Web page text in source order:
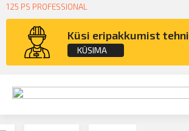
125 PS PROFESSIONAL
Küsi eripakkumist
KÜSIMA